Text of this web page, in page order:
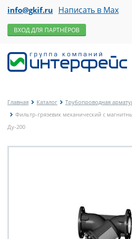
info@gkif.ru Написать в Max
ВХОД ДЛЯ ПАРТНЁРОВ
Главная Каталог Трубопроводная
Фильтр-грязевик механический с
Ду-200